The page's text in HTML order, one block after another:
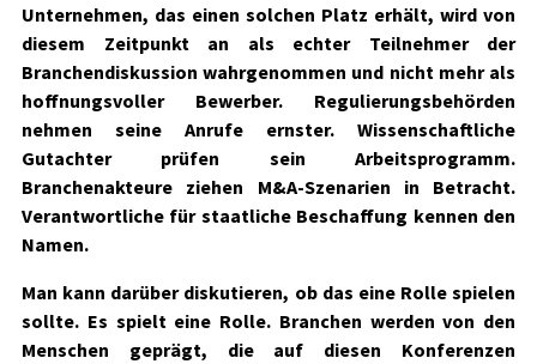
Unternehmen, das einen solchen Platz erhält, wird von
diesem Zeitpunkt an als echter Teilnehmer der
Branchendiskussion wahrgenommen und nicht mehr als
hoffnungsvoller Bewerber. Regulierungsbehörden
nehmen seine Anrufe ernster. Wissenschaftliche
Gutachter prüfen sein Arbeitsprogramm.
Branchenakteure ziehen M&A-Szenarien in Betracht.
Verantwortliche für staatliche Beschaffung kennen den
Namen.
Man kann darüber diskutieren, ob das eine Rolle spielen
sollte. Es spielt eine Rolle. Branchen werden von den
Menschen geprägt, die auf diesen Konferenzen